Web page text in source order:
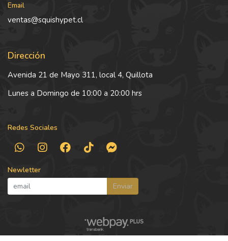
Email
ventas@squishypet.cl
Dirección
Avenida 21 de Mayo 311, local 4, Quillota
Lunes a Domingo de 10:00 a 20:00 hrs
Redes Sociales
Newletter
Enviar